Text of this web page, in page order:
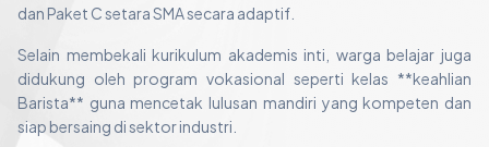
dan Paket C setara SMA secara adaptif.
Selain membekali kurikulum akademis inti, warga belajar juga
didukung oleh program vokasional seperti kelas **keahlian
Barista** guna mencetak lulusan mandiri yang kompeten dan
siap bersaing di sektor industri.